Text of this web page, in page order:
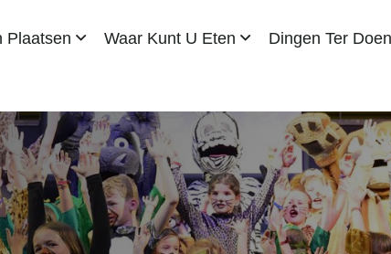
Plaatsen Waar Kunt U Eten Dingen Ter Doen